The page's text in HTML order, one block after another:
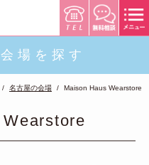
場を探す
名古屋の会場 Maison Haus Wearstore